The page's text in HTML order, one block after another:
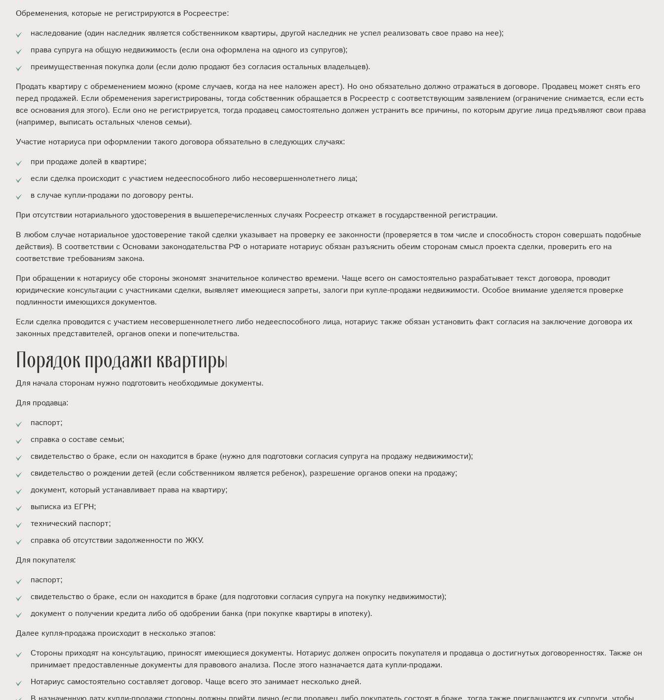
Обременения, которые не регистрируются в Росреестре:
наследование (один наследник является собственником квартиры, другой наследник не успел реализовать свое право на нее);
права супруга на общую недвижимость (если она оформлена на одного из супругов);
преимущественная покупка доли (если долю продают без согласия остальных владельцев).
Продать квартиру с обременением можно (кроме случаев, когда на нее наложен арест). Но оно обязательно должно отражаться в договоре. Продавец может снять его
перед продажей. Если обременения зарегистрированы, тогда собственник обращается в Росреестр с соответствующим заявлением (ограничение снимается, если есть
все основания для этого). Если оно не регистрируется, тогда продавец самостоятельно должен устранить все причины, по которым другие лица предъявляют свои права
(например, выписать остальных членов семьи).
Участие нотариуса при оформлении такого договора обязательно в следующих случаях:
при продаже долей в квартире;
если сделка происходит с участием недееспособного либо несовершеннолетнего лица;
в случае купли-продажи по договору ренты.
При отсутствии нотариального удостоверения в вышеперечисленных случаях Росреестр откажет в государственной регистрации.
В любом случае нотариальное удостоверение такой сделки указывает на проверку ее законности (проверяется в том числе и способность сторон совершать подобные
действия). В соответствии с Основами законодательства РФ о нотариате нотариус обязан разъяснить обеим сторонам смысл проекта сделки, проверить его на
соответствие требованиям закона.
При обращении к нотариусу обе стороны экономят значительное количество времени. Чаще всего он самостоятельно разрабатывает текст договора, проводит
юридические консультации с участниками сделки, выявляет имеющиеся запреты, залоги при купле-продажи недвижимости. Особое внимание уделяется проверке
подлинности имеющихся документов.
Если сделка проводится с участием несовершеннолетнего либо недееспособного лица, нотариус также обязан установить факт согласия на заключение договора их
законных представителей, органов опеки и попечительства.
Порядок продажи квартиры
Для начала сторонам нужно подготовить необходимые документы.
Для продавца:
паспорт;
справка о составе семьи;
свидетельство о браке, если он находится в браке (нужно для подготовки согласия супруга на продажу недвижимости);
свидетельство о рождении детей (если собственником является ребенок), разрешение органов опеки на продажу;
документ, который устанавливает права на квартиру;
выписка из ЕГРН;
технический паспорт;
справка об отсутствии задолженности по ЖКУ.
Для покупателя:
паспорт;
свидетельство о браке, если он находится в браке (для подготовки согласия супруга на покупку недвижимости);
документ о получении кредита либо об одобрении банка (при покупке квартиры в ипотеку).
Далее купля-продажа происходит в несколько этапов:
Стороны приходят на консультацию, приносят имеющиеся документы. Нотариус должен опросить покупателя и продавца о достигнутых договоренностях. Также он
принимает предоставленные документы для правового анализа. После этого назначается дата купли-продажи.
Нотариус самостоятельно составляет договор. Чаще всего это занимает несколько дней.